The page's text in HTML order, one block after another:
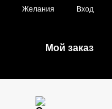
Желания Вход
Мой заказ